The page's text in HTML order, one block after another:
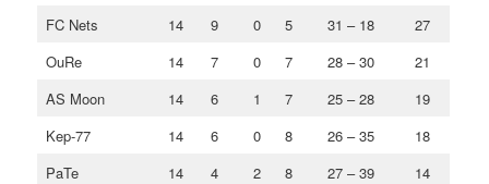
FC Nets
14 9 0 5 31 – 18
27
OuRe
14 7 0 7 28 – 30
21
AS Moon
14 6 1 7 25 – 28
19
Kep-77
14 6 0 8 26 – 35
18
PaTe
14 4 2 8 27 – 39
14